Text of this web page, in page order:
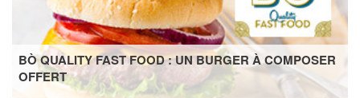
BÒ QUALITY FAST FOOD : UN BURGER À COMPOSER
OFFERT